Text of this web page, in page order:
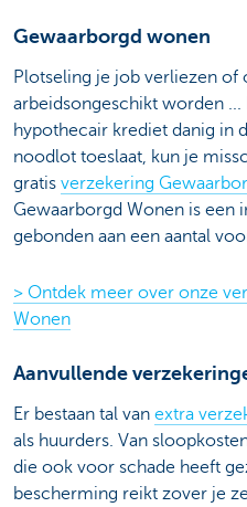
Gewaarborgd wonen
Plotseling je job verliezen of
arbeidsongeschikt worden ...
hypothecair krediet danig in
noodlot toeslaat, kun je
gratis verzekering
Gewaarborgd Wonen is een
gebonden aan een aantal
> Ontdek meer over onze
Wonen
Aanvullende
Er bestaan tal van extra
als huurders. Van
die ook voor schade heeft
bescherming reikt zover je